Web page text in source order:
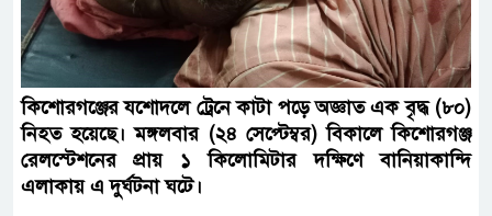
কিশোরগঞ্জের যশোদলে ট্রেনে কাটা পড়ে অজ্ঞাত এক বৃদ্ধ (৮০)
নিহত হয়েছে। মঙ্গলবার (২৪ সেপ্টেম্বর) বিকালে কিশোরগঞ্জ
রেলস্টেশনের প্রায় ১ কিলোমিটার দক্ষিণে বানিয়াকান্দি
এলাকায় এ দুর্ঘটনা ঘটে।